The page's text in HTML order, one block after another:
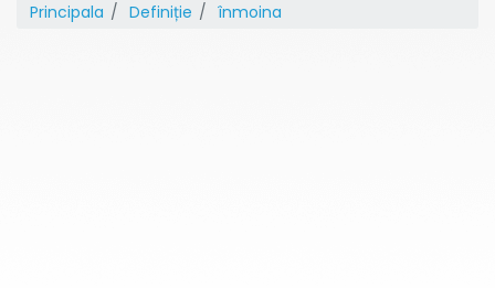
Principala Definiție înmoina